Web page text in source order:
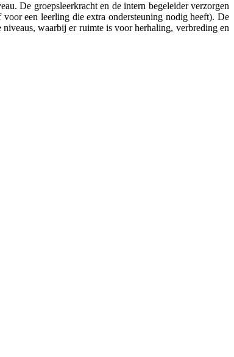
De groepsleerkracht en de intern begeleider verzorgen
een leerling die extra ondersteuning nodig heeft). De
waarbij er ruimte is voor herhaling, verbreding en